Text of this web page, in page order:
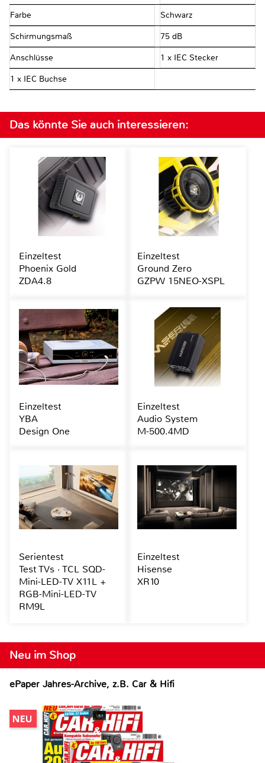
Farbe Schwarz
Schirmungsmaß 75 dB
Anschlüsse 1 x IEC Stecker
1 x IEC Buchse
Neu im Shop
ePaper Jahres-Archive, z.B. Car & Hifi
Das könnte Sie auch interessieren:
Einzeltest
Phoenix Gold
ZDA4.8
Einzeltest
Ground Zero
GZPW 15NEO-XSPL
Einzeltest
YBA
Design One
Einzeltest
Audio System
M-500.4MD
Serientest
Test TVs · TCL SQD-
Mini-LED-TV X11L +
RGB-Mini-LED-TV
RM9L
Einzeltest
Hisense
XR10